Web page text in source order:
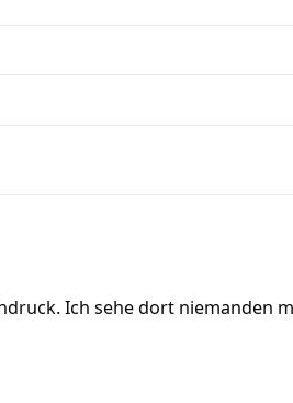
Ich sehe dort niemanden